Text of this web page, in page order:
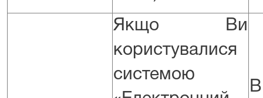
Якщо Ви
користувалися
системою